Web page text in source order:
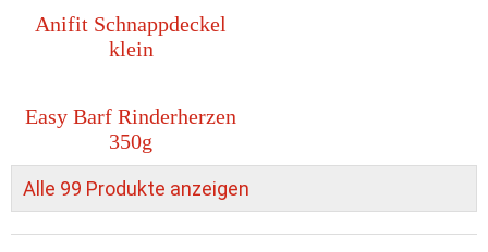
Anifit Schnappdeckel
klein
Easy Barf Rinderherzen
350g
Alle 99 Produkte anzeigen